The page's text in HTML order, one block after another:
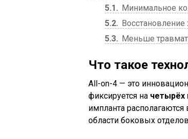
5.1
Минимальное
5.2
5.3
Меньше
Что такое
All-on-4 — это
фиксируется на четырёх
импланта
области боковых